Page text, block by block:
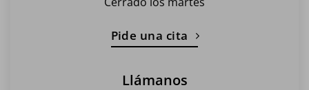
Pide una cita
Llámanos